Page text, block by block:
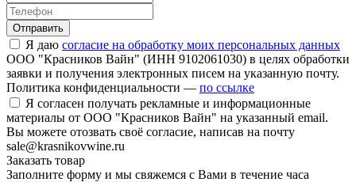
Отправить
Я даю согласие на обработку моих персональных данных
ООО "Красников Вайн" (ИНН 9102061030) в целях обработки
заявки и получения электронных писем на указанную почту.
Политика конфиденциальности — по ссылке
Я согласен получать рекламные и информационные
материалы от ООО "Красников Вайн" на указанный email.
Вы можете отозвать своё согласие, написав на почту
sale@krasnikovwine.ru
Заказать товар
Заполните форму и мы свяжемся с Вами в течение часа